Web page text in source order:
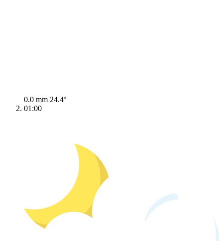
0.0 mm 24.4º
01:00